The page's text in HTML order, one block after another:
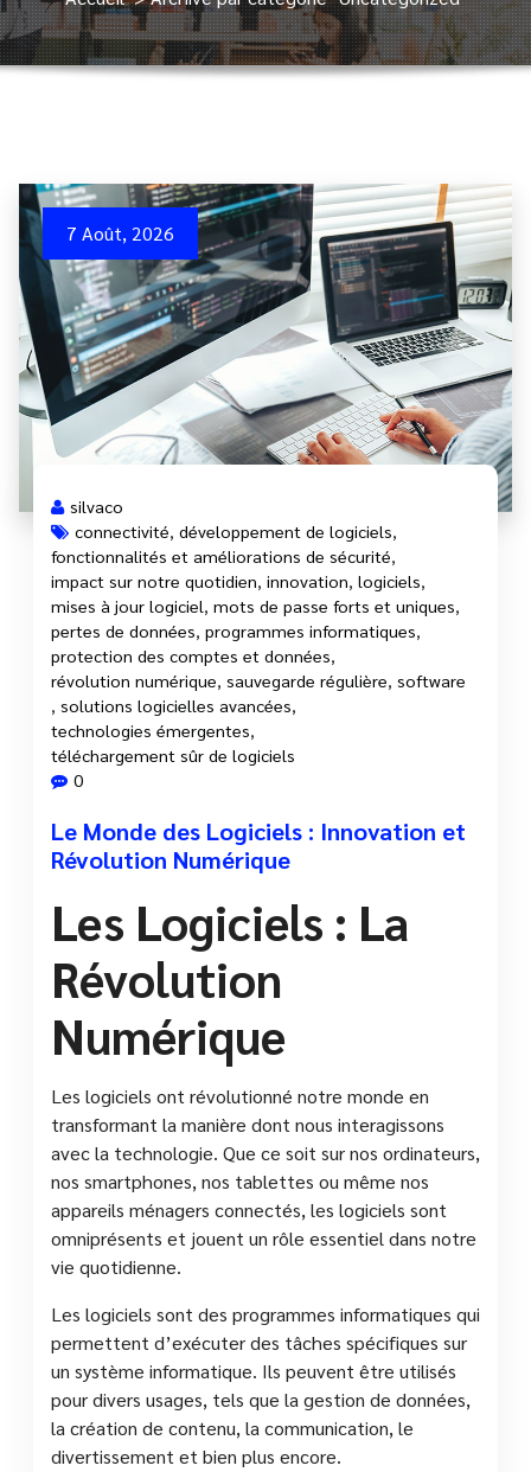
7 Août, 2026
silvaco
connectivité, développement de logiciels,
fonctionnalités et améliorations de sécurité,
impact sur notre quotidien, innovation, logiciels,
mises à jour logiciel, mots de passe forts et uniques,
pertes de données, programmes informatiques,
protection des comptes et données,
révolution numérique, sauvegarde régulière, software
, solutions logicielles avancées,
technologies émergentes,
téléchargement sûr de logiciels
0
Le Monde des Logiciels : Innovation et
Révolution Numérique
Les Logiciels : La
Révolution
Numérique
Les logiciels ont révolutionné notre monde en
transformant la manière dont nous interagissons
avec la technologie. Que ce soit sur nos ordinateurs,
nos smartphones, nos tablettes ou même nos
appareils ménagers connectés, les logiciels sont
omniprésents et jouent un rôle essentiel dans notre
vie quotidienne.
Les logiciels sont des programmes informatiques qui
permettent d’exécuter des tâches spécifiques sur
un système informatique. Ils peuvent être utilisés
pour divers usages, tels que la gestion de données,
la création de contenu, la communication, le
divertissement et bien plus encore.